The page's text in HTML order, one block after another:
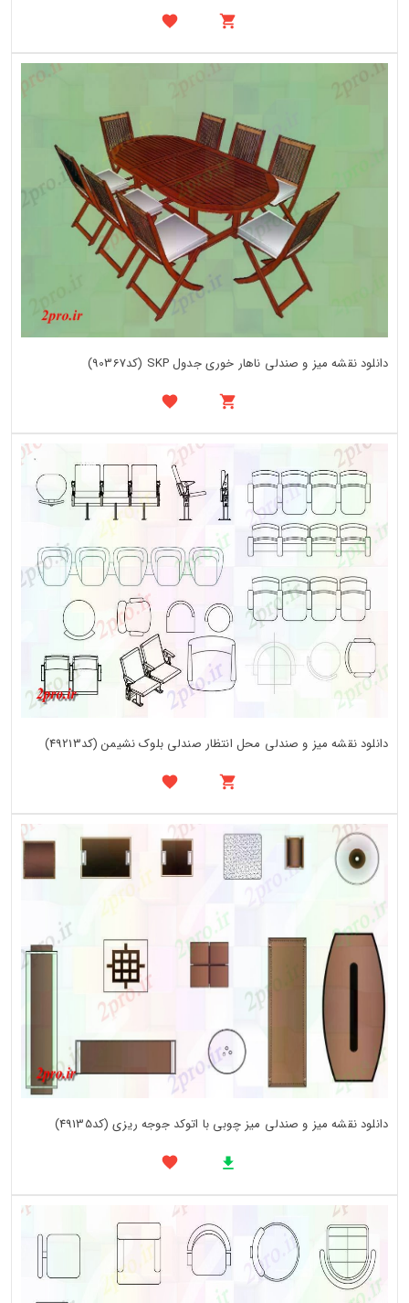
دانلود نقشه میز و صندلی ناهار خوری جدول SKP (کد90367)
دانلود نقشه میز و صندلی محل انتظار صندلی بلوک نشیمن (کد49213)
دانلود نقشه میز و صندلی میز چوبی با اتوکد جوجه ریزی (کد49135)